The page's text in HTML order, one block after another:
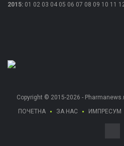
2015: 01 02 03 04 05 06 07 08 09 10 11
Copyright © 2015-2026 -
ПОЧЕТНА
ЗА НАС ИМПРЕСУМ